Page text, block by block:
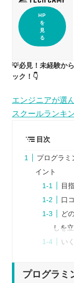
HP
を
見
る
💡必見！未経験か
ック！👇
エンジニアが選
スクールランキ
目次
プログラミ
イント
目
口
ど
しを
い
体
プログラミ